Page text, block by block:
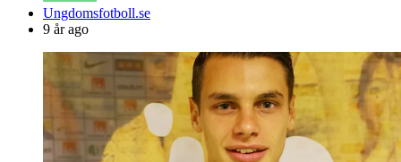
Posted
by
Ungdomsfotboll.se
9 år ago